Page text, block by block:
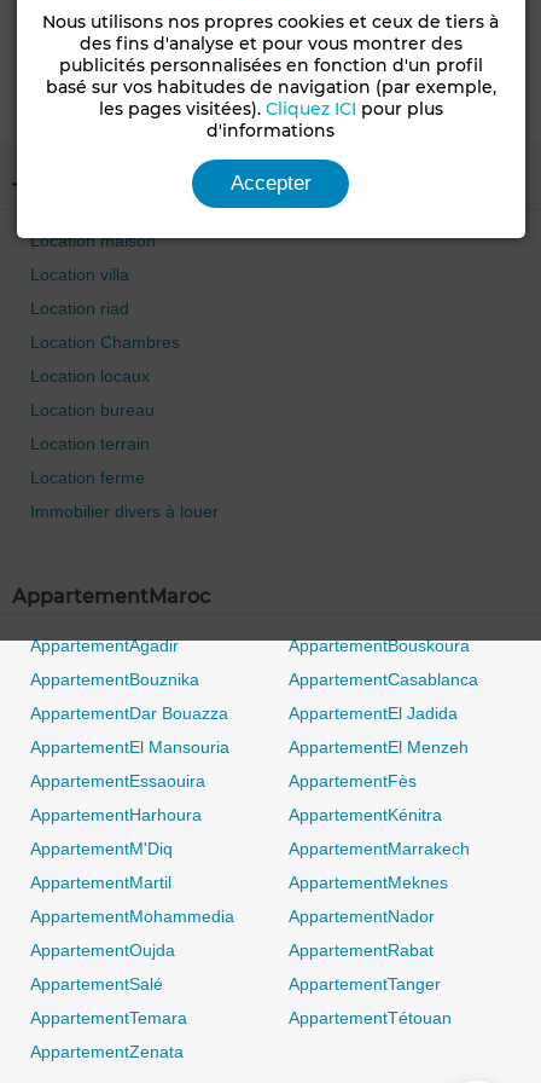
Asilah invest
Rabat
Type de bien
Location maison
Location villa
Location riad
Location Chambres
Location locaux
Location bureau
Location terrain
Location ferme
Immobilier divers à louer
AppartementMaroc
AppartementAgadir
AppartementBouskoura
AppartementBouznika
AppartementCasablanca
AppartementDar Bouazza
AppartementEl Jadida
AppartementEl Mansouria
AppartementEl Menzeh
AppartementEssaouira
AppartementFès
AppartementHarhoura
AppartementKénitra
AppartementM'Diq
AppartementMarrakech
AppartementMartil
AppartementMeknes
AppartementMohammedia
AppartementNador
AppartementOujda
AppartementRabat
AppartementSalé
AppartementTanger
AppartementTemara
AppartementTétouan
AppartementZenata
Nous utilisons nos propres cookies et ceux de tiers à
des fins d'analyse et pour vous montrer des
publicités personnalisées en fonction d'un profil
basé sur vos habitudes de navigation (par exemple,
les pages visitées). Cliquez ICI pour plus
d'informations
Accepter